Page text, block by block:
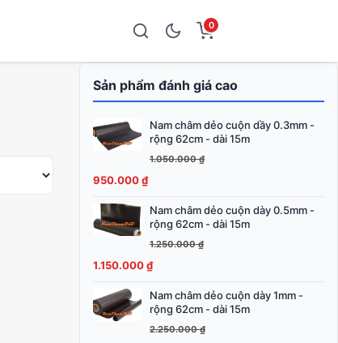
0
Sản phẩm đánh giá cao
Nam châm dẻo cuộn dầy 0.3mm -
rộng 62cm - dài 15m
1.050.000₫
Giá
gốc
1.050.000 ₫.
950.000₫
Giá
hiện
là:
950.000 ₫.Nam châm dẻo cuộn dày 0.5mm -
rộng 62cm - dài 15m
1.250.000₫
Giá
gốc
1.250.000 ₫.
1.150.000₫
Giá
hiện
là:
1.150.000 ₫.Nam châm dẻo cuộn dày 1mm -
rộng 62cm - dài 15m
2.250.000₫
Giá
gốc
Giá
hiện